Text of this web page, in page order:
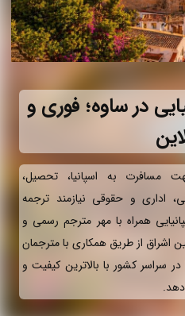
در ساوه؛ فوری و
مسافرت به اسپانیا، تحصیل،
اداری و حقوقی نیازمند ترجمه
همراه با مهر مترجم رسمی و
اشراق از طریق همکاری با مترجمان
سراسر کشور با بالاترین کیفیت و